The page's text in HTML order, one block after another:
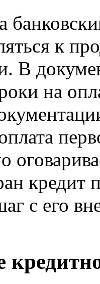
к
В
на
кредит
с его